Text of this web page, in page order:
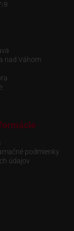
B
nad Váhom
podmienky
údajov